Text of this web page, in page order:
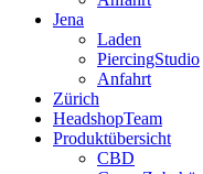
Jena
Laden
PiercingStudio
Anfahrt
Zürich
HeadshopTeam
Produktübersicht
CBD